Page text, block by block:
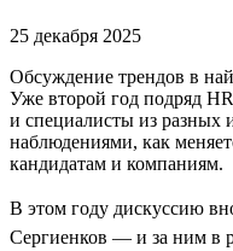
25 декабря 2025
Обсуждение трендов в
Уже второй год подряд
и специалисты из разных
наблюдениями, как
кандидатам и компаниям.
В этом году дискуссию
Сергиенков — и за ним в